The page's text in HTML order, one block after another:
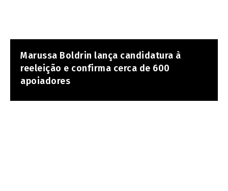
Marussa Boldrin lança candidatura à
reeleição e confirma cerca de 600
apoiadores